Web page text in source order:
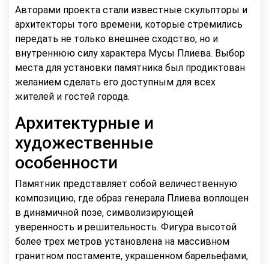
Авторами проекта стали известные скульпторы и
архитекторы того времени, которые стремились
передать не только внешнее сходство, но и
внутреннюю силу характера Мусы Плиева. Выбор
места для установки памятника был продиктован
желанием сделать его доступным для всех
жителей и гостей города.
Архитектурные и
художественные
особенности
Памятник представляет собой величественную
композицию, где образ генерала Плиева воплощен
в динамичной позе, символизирующей
уверенность и решительность. Фигура высотой
более трех метров установлена на массивном
гранитном постаменте, украшенном барельефами,